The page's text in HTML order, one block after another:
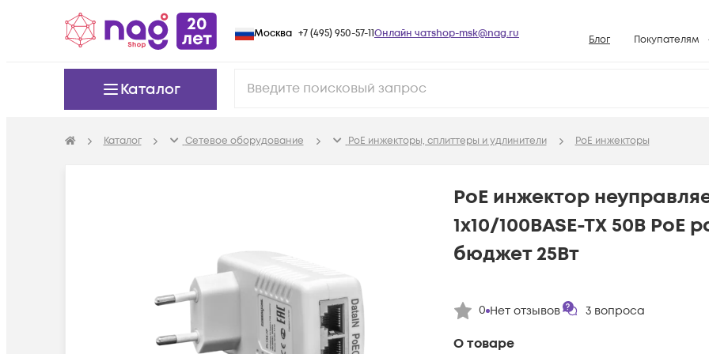
Москва +7 (495) 950-57-11Онлайн чатshop-msk@nag.ru Блог Покупателям
Условия
Возврат
Вопросы и
Каталог
Каталог Сетевое оборудование PoE инжекторы, сплиттеры и удлинители PoE инжекторы
О товаре
PoE инжектор
1x10/100BASE-TX 50В PoE
бюджет 25Вт
0 Нет отзывов 3 вопроса